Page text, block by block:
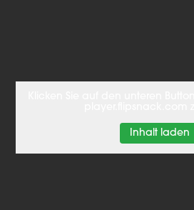
Inhalt laden